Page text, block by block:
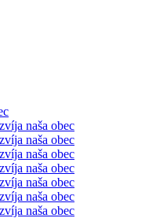
naša obec
naša obec
naša obec
naša obec
naša obec
naša obec
naša obec